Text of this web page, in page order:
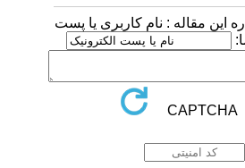
این مقاله : نام کاربری یا پست